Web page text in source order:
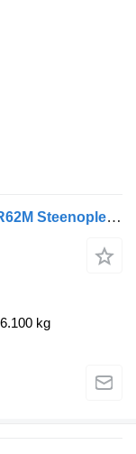
KWB P-348-FS-H 2X Stuuras JKB 12R62M Steenoplegger 10T Assen
6.100 kg